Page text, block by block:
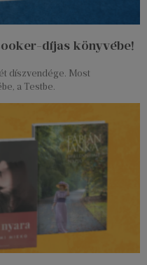
díjas könyvébe!
díszvendége. Most
a Testbe.